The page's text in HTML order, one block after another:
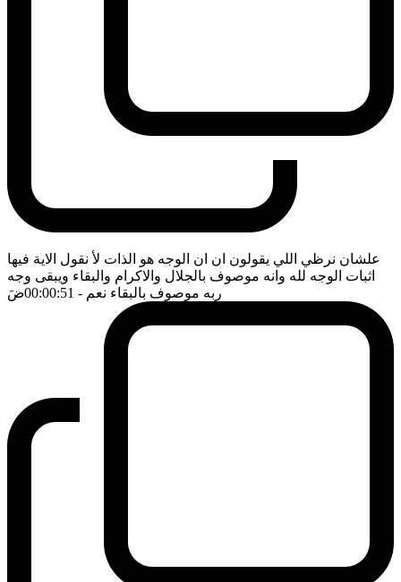
علشان نرظي اللي يقولون ان ان الوجه هو الذات لأ نقول الاية فيها
اثبات الوجه لله وانه موصوف بالجلال والاكرام والبقاء ويبقى وجه
ربه موصوف بالبقاء نعم - 00:00:51 ضَ